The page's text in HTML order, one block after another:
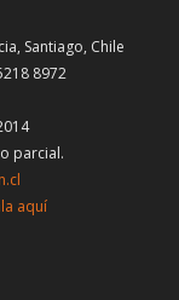
Santiago, Chile
8972
parcial.
aquí